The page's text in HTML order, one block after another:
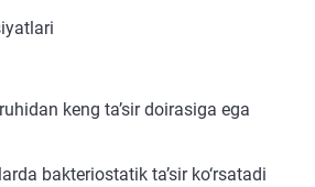
keng ta’sir doirasiga ega
bakteriostatik ta’sir ko‘rsatadi